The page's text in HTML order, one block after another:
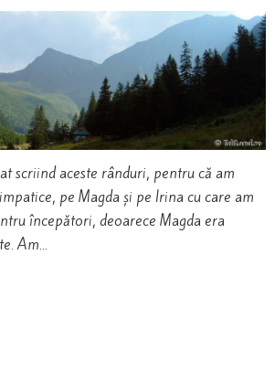
scriind aceste rânduri, pentru că am
pe Magda și pe Irina cu care am
începători, deoarece Magda era
Am…